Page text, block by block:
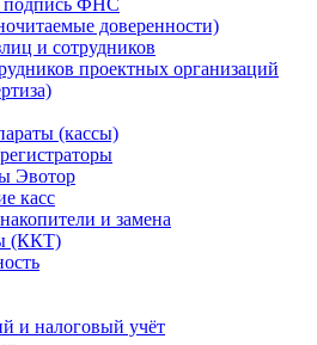
подпись ФНС
доверенности)
и сотрудников
проектных организаций
(кассы)
Эвотор
касс
и замена
(ККТ)
и налоговый учёт